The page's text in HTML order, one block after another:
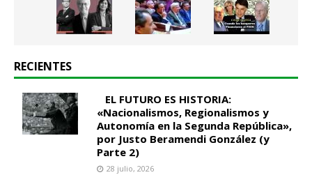
RECIENTES
EL FUTURO ES HISTORIA:
«Nacionalismos, Regionalismos y
Autonomía en la Segunda República»,
por Justo Beramendi González (y
Parte 2)
28 julio, 2026